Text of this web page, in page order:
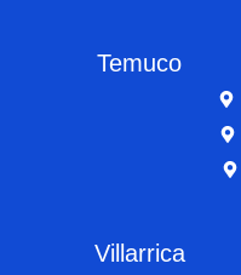
Temuco
Villarrica